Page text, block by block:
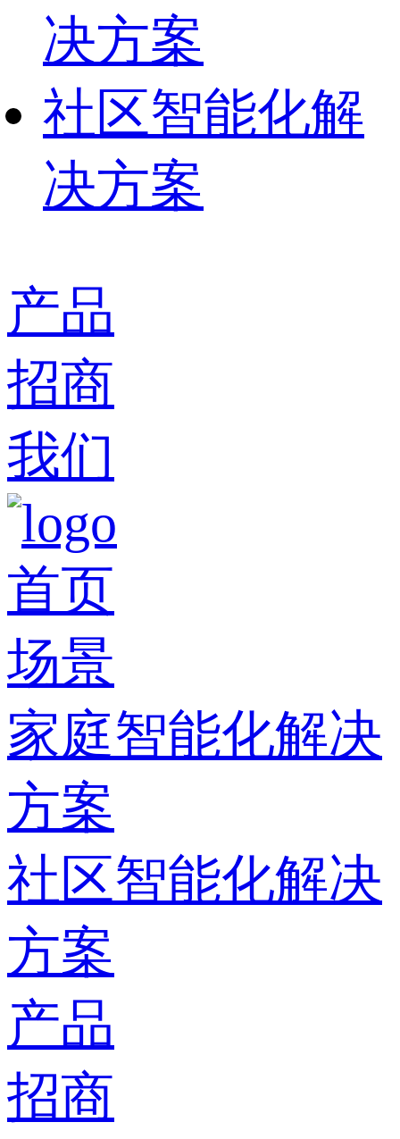
决方案
社区智能化解
决方案
产品
招商
我们
首页
场景
家庭智能化解决
方案
社区智能化解决
方案
产品
招商